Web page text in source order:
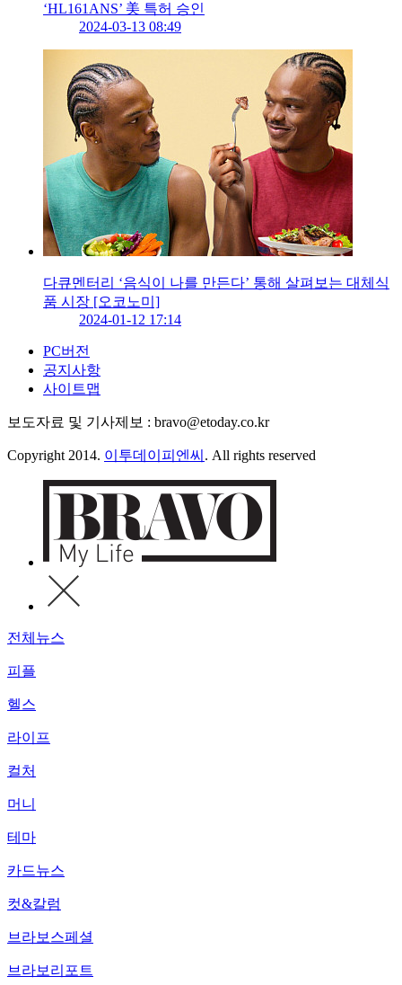
‘HL161ANS’ 美 특허 승인
2024-03-13 08:49
다큐멘터리 ‘음식이 나를 만든다’ 통해 살펴보는 대체식
품 시장 [오코노미]
2024-01-12 17:14
PC버전
공지사항
사이트맵
보도자료 및 기사제보 : bravo@etoday.co.kr
Copyright 2014. 이투데이피엔씨 . All rights reserved
전체뉴스
피플
헬스
라이프
컬처
머니
테마
카드뉴스
컷&칼럼
브라보스페셜
브라보리포트